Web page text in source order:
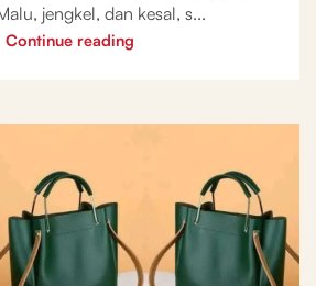
jengkel, dan kesal, s...
Continue reading